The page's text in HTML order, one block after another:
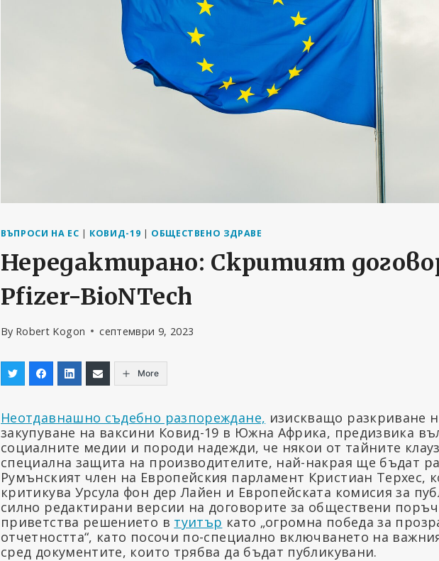
ВЪПРОСИ НА ЕС | КОВИД-19 | ОБЩЕСТВЕНО ЗДРАВЕ
Нередактирано: Скритият
Pfizer-BioNTech
By Robert Kogon септември 9, 2023
More
Неотдавнашно съдебно разпореждане, изискващо разкриване
закупуване на ваксини Ковид-19 в Южна Африка, предизвика
социалните медии и породи надежди, че някои от тайните
специална защита на производителите, най-накрая ще бъдат
Румънският член на Европейския парламент Кристиан Терхес,
критикува Урсула фон дер Лайен и Европейската комисия за
силно редактирани версии на договорите за обществени
приветства решението в туитър като „огромна победа за
отчетността“, като посочи по-специално включването на
сред документите, които трябва да бъдат публикувани.